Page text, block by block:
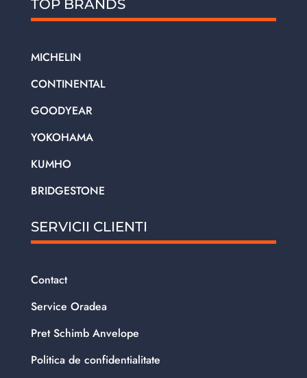
TOP BRANDS
MICHELIN
CONTINENTAL
GOODYEAR
YOKOHAMA
KUMHO
BRIDGESTONE
SERVICII CLIENTI
Contact
Service Oradea
Pret Schimb Anvelope
Politica de confidentialitate